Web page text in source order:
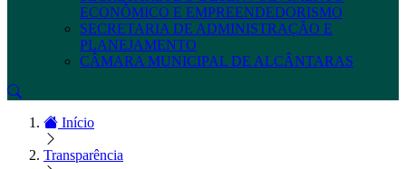
ECONÔMICO E EMPREENDEDORISMO
SECRETARIA DE ADMINISTRAÇÃO E
PLANEJAMENTO
CÂMARA MUNICIPAL DE ALCÂNTARAS
Início
Transparência